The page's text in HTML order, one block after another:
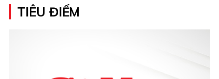
TIÊU ĐIỂM